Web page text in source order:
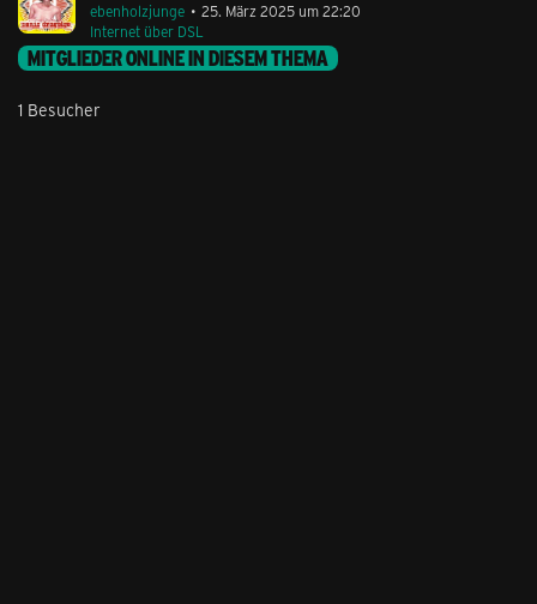
ebenholzjunge
25. März 2025 um 22:20
Internet über DSL
MITGLIEDER ONLINE IN DIESEM THEMA
1 Besucher